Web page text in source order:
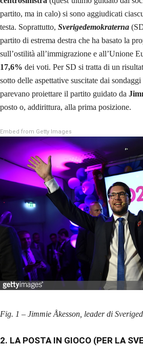
partito, ma in calo) si sono aggiudicati
testa. Soprattutto, Sverigedemokraterna
partito di estrema destra che ha basato la
sull’ostilità all’immigrazione e all’Unione
17,6% dei voti. Per SD si tratta di un
sotto delle aspettative suscitate dai
parevano proiettare il partito guidato da
posto o, addirittura, alla prima posizione.
Embed from Getty Images
Fig. 1 – Jimmie Åkesson, leader di
2. LA POSTA IN GIOCO (PER LA